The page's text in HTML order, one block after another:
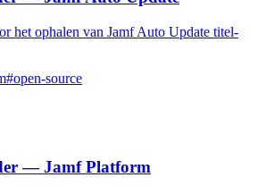
het ophalen van Jamf Auto Update titel-
#open-source
— Jamf Platform